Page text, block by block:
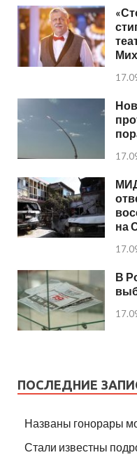
на
В
ПОСЛЕДНИЕ
Названы гонорары
Стали известны